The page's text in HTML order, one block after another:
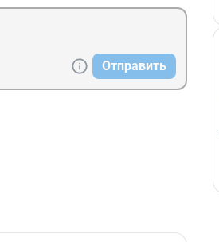
Отправить